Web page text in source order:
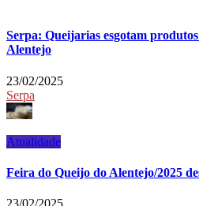
Serpa: Queijarias esgotam
Alentejo
23/02/2025
Serpa
Atualidade
Feira do Queijo do Alentejo/2025
23/02/2025